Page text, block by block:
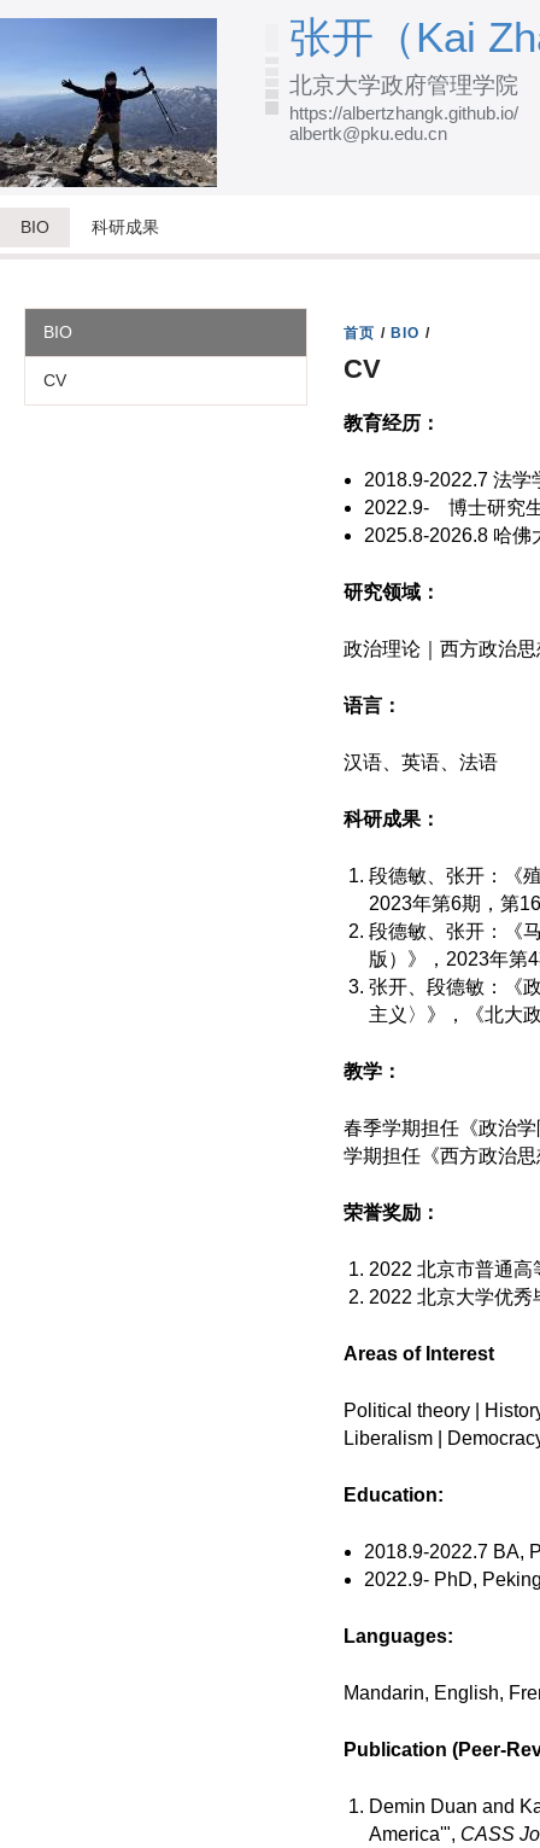
转
到
页
要
张开（Kai
北京大学政府管理学院
https://albertzhangk.github.io/
albertk@pku.edu.cn
BIO 科研成果
首页 / BIO /
CV
教育经历：
2018.9-2022.7 法
2022.9- 博士研究
2025.8-2026.8 哈佛
研究领域：
政治理论｜西方政治
语言：
汉语、英语、法语
科研成果：
段德敏、张开：《
2023年第6期，第
段德敏、张开：《
版）》，2023年第
张开、段德敏：《
主义〉》，《北大
教学：
春季学期担任《政治
学期担任《西方政治
荣誉奖励：
2022 北京市普通
2022 北京大学优秀
Areas of Interest
Political theory |
Liberalism |
Education:
2018.9-2022.7 BA,
2022.9- PhD,
Languages:
Mandarin, English,
Publication (Peer-
Demin Duan and
America'", CASS
BIO
CV